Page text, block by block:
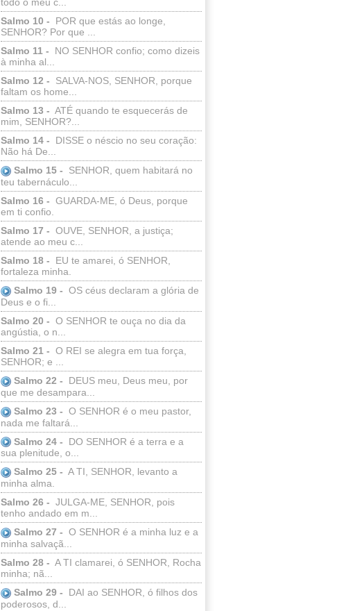
todo o meu c...
Salmo 10 -
POR que estás ao longe,
SENHOR? Por que ...
Salmo 11 -
NO SENHOR confio; como dizeis
à minha al...
Salmo 12 -
SALVA-NOS, SENHOR, porque
faltam os home...
Salmo 13 - ATÉ quando te esquecerás de
mim, SENHOR?...
Salmo 14 -
DISSE o néscio no seu coração:
Não há De...
Salmo 15 -
SENHOR, quem habitará no
teu tabernáculo...
Salmo 16 - GUARDA-ME, ó Deus, porque
em ti confio.
Salmo 17 - OUVE, SENHOR, a justiça;
atende ao meu c...
Salmo 18 -
EU te amarei, ó SENHOR,
fortaleza minha.
Salmo 19 - OS céus declaram a glória de
Deus e o fi...
Salmo 20 - O SENHOR te ouça no dia da
angústia, o n...
Salmo 21 - O REI se alegra em tua força,
SENHOR; e ...
Salmo 22 -
DEUS meu, Deus meu, por
que me desampara...
Salmo 23 - O SENHOR é o meu pastor,
nada me faltará...
Salmo 24 -
DO SENHOR é a terra e a
sua plenitude, o...
Salmo 25 - A TI, SENHOR, levanto a
minha alma.
Salmo 26 - JULGA-ME, SENHOR, pois
tenho andado em m...
Salmo 27 - O SENHOR é a minha luz e a
minha salvaçã...
Salmo 28 - A TI clamarei, ó SENHOR, Rocha
minha; nã...
Salmo 29 -
DAI ao SENHOR, ó filhos dos
poderosos, d...